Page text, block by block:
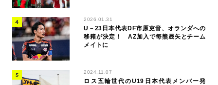
2026.01.31
U－23日本代表DF市原吏音、オランダへの
移籍が決定！ AZ加入で毎熊晟矢とチーム
メイトに
2024.11.07
ロス五輪世代のU19日本代表メンバー発